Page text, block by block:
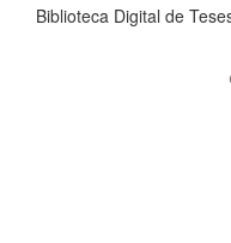
Biblioteca Digital de